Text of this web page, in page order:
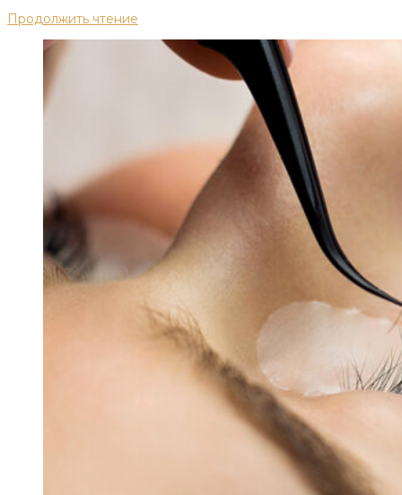
Продолжить чтение